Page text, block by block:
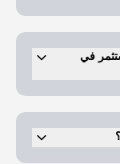
في
او ثلاثة عقارات